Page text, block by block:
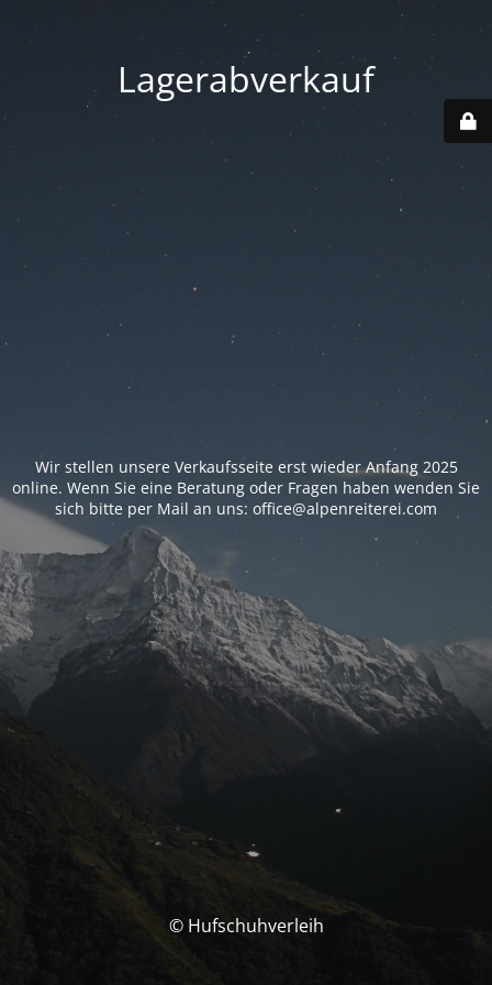
Lagerabverkauf
Wir stellen unsere Verkaufsseite erst wieder Anfang 2025
online. Wenn Sie eine Beratung oder Fragen haben wenden Sie
sich bitte per Mail an uns: office@alpenreiterei.com
© Hufschuhverleih